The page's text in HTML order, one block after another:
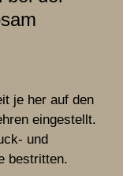
je her auf den
eingestellt.
und
bestritten.